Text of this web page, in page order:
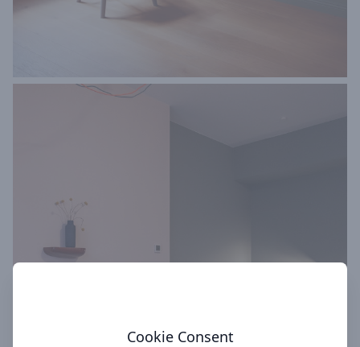
Cookie Consent